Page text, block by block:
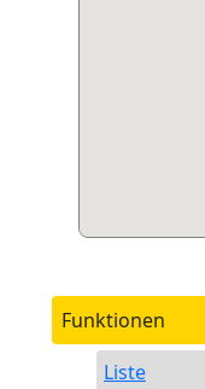
Funktionen
Liste